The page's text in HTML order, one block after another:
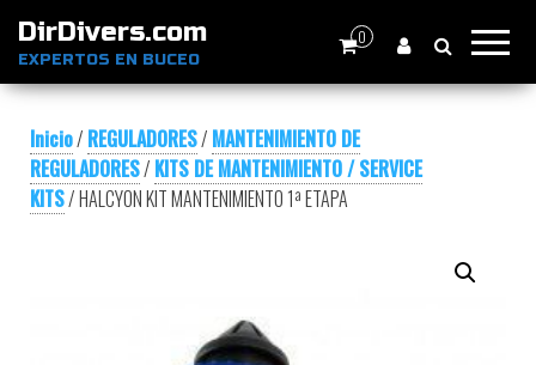
DirDivers.com
EXPERTOS EN BUCEO
0
Inicio/ REGULADORES/ MANTENIMIENTO DE
REGULADORES/ KITS DE MANTENIMIENTO / SERVICE
KITS/ HALCYON KIT MANTENIMIENTO 1ª ETAPA